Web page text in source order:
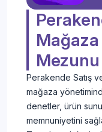
Perakende Satış
mağaza
denetler, ürün
memnuniyetini